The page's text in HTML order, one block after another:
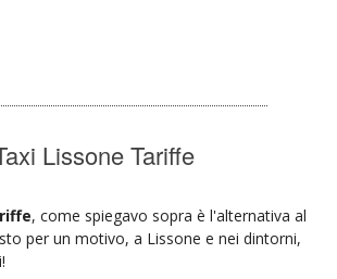
Lissone Tariffe
, come spiegavo sopra è l'alternativa al
per un motivo, a Lissone e nei dintorni,